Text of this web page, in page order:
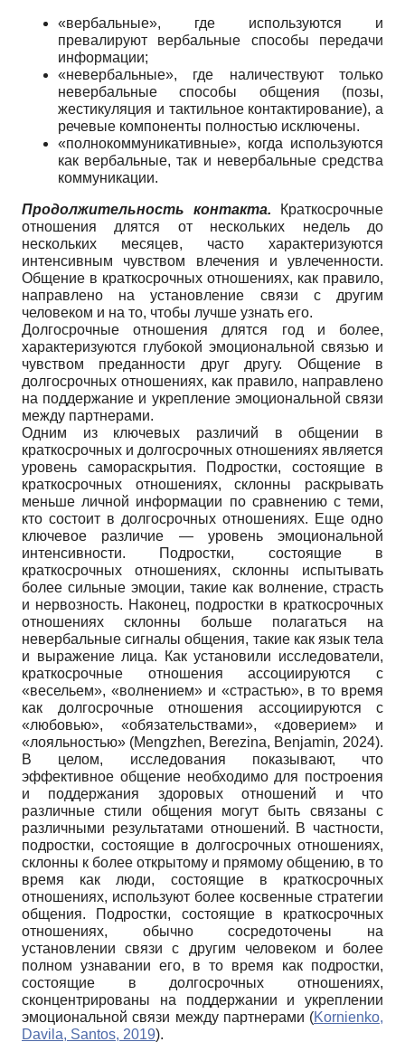
«вербальные», где используются и
превалируют вербальные способы передачи
информации;
«невербальные», где наличествуют только
невербальные способы общения (позы,
жестикуляция и тактильное контактирование), а
речевые компоненты полностью исключены.
«полнокоммуникативные», когда используются
как вербальные, так и невербальные средства
коммуникации.
Продолжительность контакта. Краткосрочные
отношения длятся от нескольких недель до
нескольких месяцев, часто характеризуются
интенсивным чувством влечения и увлеченности.
Общение в краткосрочных отношениях, как правило,
направлено на установление связи с другим
человеком и на то, чтобы лучше узнать его.
Долгосрочные отношения длятся год и более,
характеризуются глубокой эмоциональной связью и
чувством преданности друг другу. Общение в
долгосрочных отношениях, как правило, направлено
на поддержание и укрепление эмоциональной связи
между партнерами.
Одним из ключевых различий в общении в
краткосрочных и долгосрочных отношениях является
уровень самораскрытия. Подростки, состоящие в
краткосрочных отношениях, склонны раскрывать
меньше личной информации по сравнению с теми,
кто состоит в долгосрочных отношениях. Еще одно
ключевое различие — уровень эмоциональной
интенсивности. Подростки, состоящие в
краткосрочных отношениях, склонны испытывать
более сильные эмоции, такие как волнение, страсть
и нервозность. Наконец, подростки в краткосрочных
отношениях склонны больше полагаться на
невербальные сигналы общения, такие как язык тела
и выражение лица. Как установили исследователи,
краткосрочные отношения ассоциируются с
«весельем», «волнением» и «страстью», в то время
как долгосрочные отношения ассоциируются с
«любовью», «обязательствами», «доверием» и
«лояльностью» (Mengzhen, Berezina, Benjamin, 2024).
В целом, исследования показывают, что
эффективное общение необходимо для построения
и поддержания здоровых отношений и что
различные стили общения могут быть связаны с
различными результатами отношений. В частности,
подростки, состоящие в долгосрочных отношениях,
склонны к более открытому и прямому общению, в то
время как люди, состоящие в краткосрочных
отношениях, используют более косвенные стратегии
общения. Подростки, состоящие в краткосрочных
отношениях, обычно сосредоточены на
установлении связи с другим человеком и более
полном узнавании его, в то время как подростки,
состоящие в долгосрочных отношениях,
сконцентрированы на поддержании и укреплении
эмоциональной связи между партнерами (Kornienko,
Davila, Santos, 2019).